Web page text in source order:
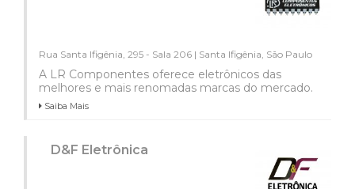
Rua Santa Ifigênia, 295 - Sala 206 | Santa Ifigênia, São Paulo
A LR Componentes oferece eletrônicos das
melhores e mais renomadas marcas do mercado.
Saiba Mais
D&F Eletrônica